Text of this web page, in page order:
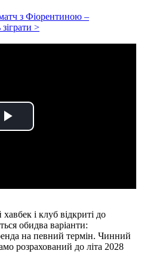
з Фіорентиною –
>
Play
і клуб відкриті до
обидва варіанти:
на певний термін. Чинний
розрахований до літа 2028